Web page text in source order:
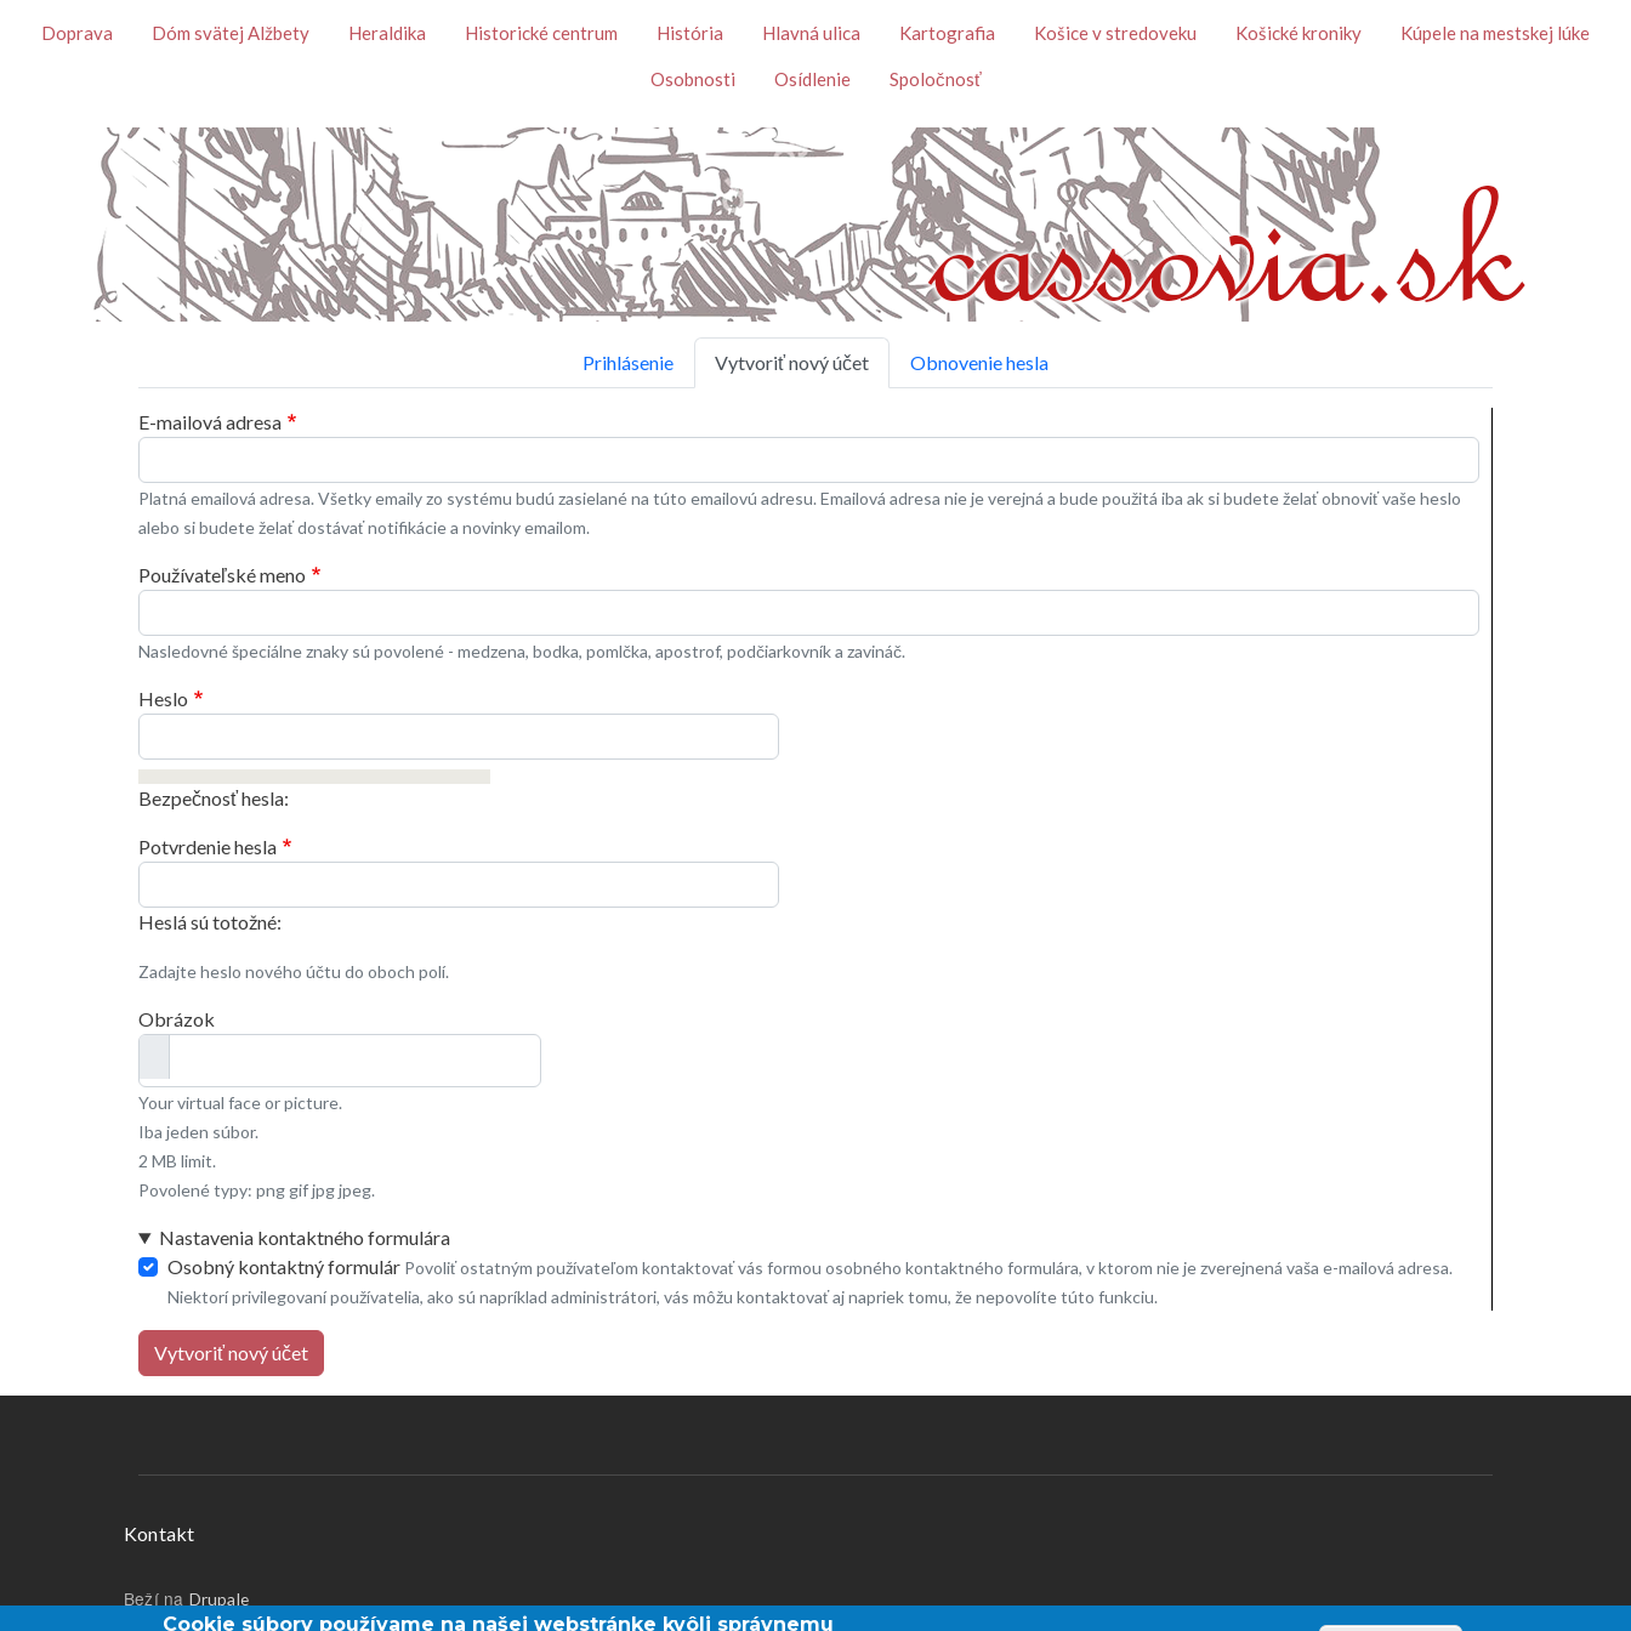
Témy
Doprava Dóm svätej Alžbety Heraldika Historické centrum História Hlavná ulica Kartografia Košice v stredoveku Košické kroniky Kúpele na mestskej lúke
Osobnosti Osídlenie Spoločnosť
Prihlásenie Vytvoriť nový účet Obnovenie hesla
E-mailová adresa
Platná emailová adresa. Všetky emaily zo systému budú zasielané na túto emailovú adresu. Emailová adresa nie je verejná a bude použitá iba ak si budete želať obnoviť vaše heslo
alebo si budete želať dostávať notifikácie a novinky emailom.
Používateľské meno
Nasledovné špeciálne znaky sú povolené - medzena, bodka, pomlčka, apostrof, podčiarkovník a zavináč.
Heslo
Bezpečnosť hesla:
Potvrdenie hesla
Heslá sú totožné:
Zadajte heslo nového účtu do oboch polí.
Obrázok
Your virtual face or picture.
Iba jeden súbor.
2 MB limit.
Povolené typy: png gif jpg jpeg.
Nastavenia kontaktného formulára
Osobný kontaktný formulár Povoliť ostatným používateľom kontaktovať vás formou osobného kontaktného formulára, v ktorom nie je zverejnená vaša e-mailová adresa.
Niektorí privilegovaní používatelia, ako sú napríklad administrátori, vás môžu kontaktovať aj napriek tomu, že nepovolíte túto funkciu.
Vytvoriť nový účet
Menu v päte
Kontakt
Beží na Drupale
Cookie súbory používame na našej webstránke kvôli správnemu